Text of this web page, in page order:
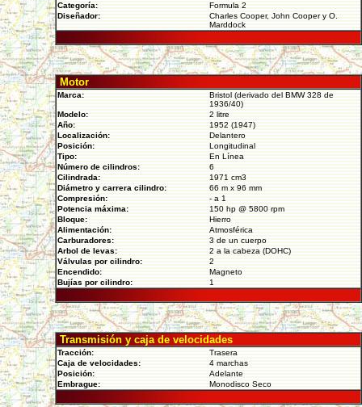
Categoría:
Formula 2
Diseñador:
Charles Cooper, John Cooper y O.
Marddock
Motor
Marca:
Bristol (derivado del BMW 328 de
1936/40)
Modelo:
2 litre
Año:
1952 (1947)
Localización:
Delantero
Posición:
Longitudinal
Tipo:
En Línea
Número de cilindros:
6
Cilindrada:
1971 cm3
Diámetro y carrera cilindro:
66 m x 96 mm
Compresión:
- a 1
Potencia máxima:
150 hp @ 5800 rpm
Bloque:
Hierro
Alimentación:
Atmosférica
Carburadores:
3 de un cuerpo
Arbol de levas:
2 a la cabeza (DOHC)
Válvulas por cilindro:
2
Encendido:
Magneto
Bujías por cilindro:
1
Transmisión y caja de velocidades
Tracción:
Trasera
Caja de velocidades:
4 marchas
Posición:
Adelante
Embrague:
Monodisco Seco